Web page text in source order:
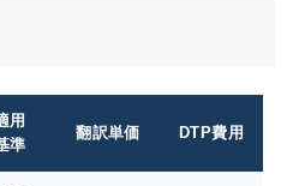
用
準
翻訳単価 DTP費用